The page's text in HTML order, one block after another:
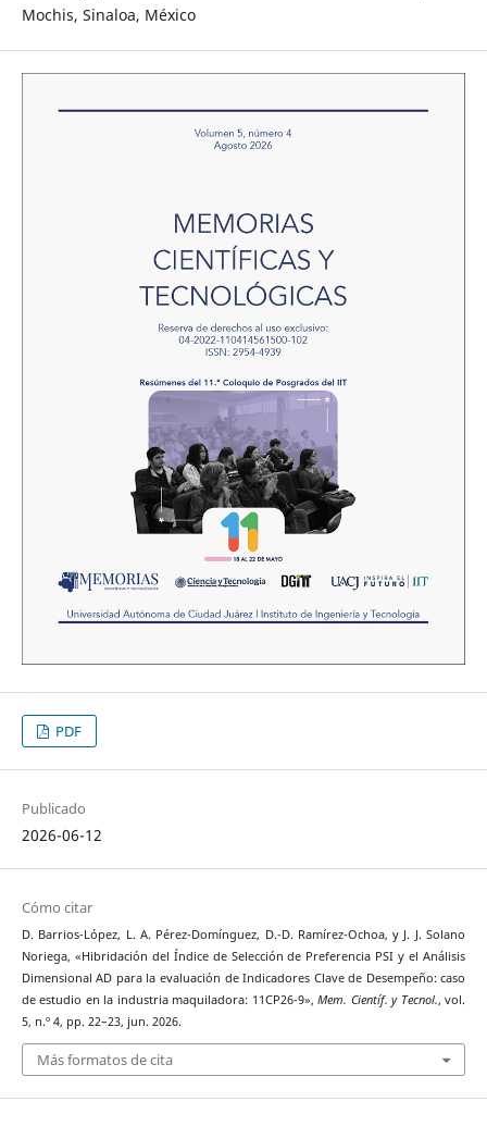
Mochis, Sinaloa, México
PDF
Publicado
2026-06-12
Cómo citar
D. Barrios-López, L. A. Pérez-Domínguez, D.-D. Ramírez-Ochoa, y J. J. Solano
Noriega, «Hibridación del Índice de Selección de Preferencia PSI y el Análisis
Dimensional AD para la evaluación de Indicadores Clave de Desempeño: caso
de estudio en la industria maquiladora: 11CP26-9»,Mem. Científ. y Tecnol., vol.
5, n.º 4, pp. 22–23, jun. 2026.
Más formatos de cita